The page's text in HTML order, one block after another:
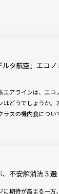
タ航空」エコ
アラインは、エコ
どうでしょうか。
スの機内食につい
、不安解消法３選
期待が高まる一方